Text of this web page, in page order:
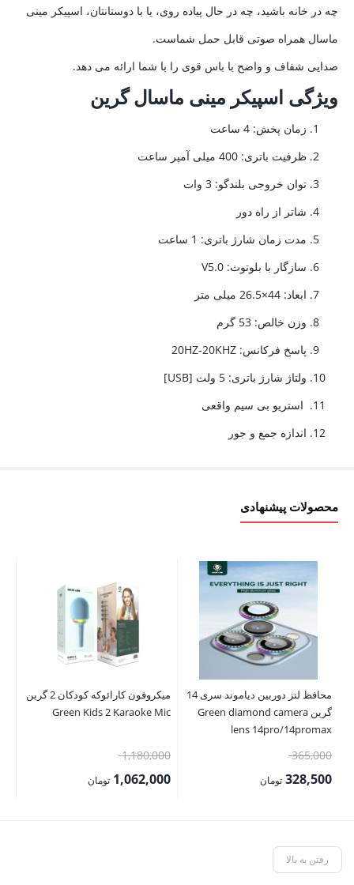
چه در خانه باشید، چه در حال پیاده روی، یا با دوستانتان، اسپیکر مینی
ماسال همراه صوتی قابل حمل شماست.
صدایی شفاف و واضح با باس قوی را با شما ارائه می دهد.
ویژگی اسپیکر مینی ماسال گرین
زمان پخش: 4 ساعت
ظرفیت باتری: 400 میلی آمپر ساعت
توان خروجی بلندگو: 3 وات
شاتر از راه دور
مدت زمان شارژ باتری: 1 ساعت
سازگار با بلوتوث: V5.0
ابعاد: 44×26.5 میلی متر
وزن خالص: 53 گرم
پاسخ فرکانس: 20HZ-20KHZ
ولتاژ شارژ باتری: 5 ولت [USB]
استریو بی سیم واقعی
اندازه جمع و جور
محصولات پیشنهادی
محافظ لنز دوربین دیاموند سری 14
گرین Green diamond camera
lens 14pro/14promax
365,000قیمت
اصلی:328,500 تومان
328,500 تومان.
میکروفون کارائوکه کودکان 2 گرین
Green Kids 2 Karaoke Mic
1,180,000قیمت
اصلی:1,062,000 تومان
رفتن به بالا